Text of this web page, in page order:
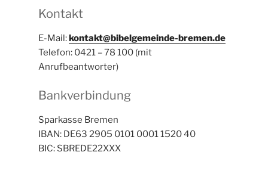
Kontakt
E-Mail:kontakt@bibelgemeinde-bremen.de
Telefon: 0421 – 78 100 (mit
Anrufbeantworter)
Bankverbindung
Sparkasse Bremen
IBAN: DE63 2905 0101 0001 1520 40
BIC: SBREDE22XXX